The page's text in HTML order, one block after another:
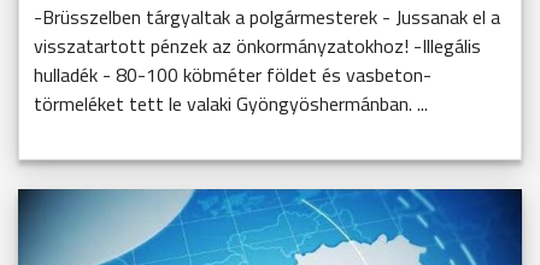
-Brüsszelben tárgyaltak a polgármesterek - Jussanak el a
visszatartott pénzek az önkormányzatokhoz! -Illegális
hulladék - 80-100 köbméter földet és vasbeton-
törmeléket tett le valaki Gyöngyöshermánban. ...